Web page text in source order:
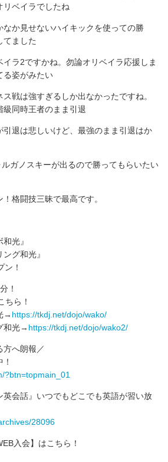
リベイラでしたね
か見せないハイキックを使っての勝
てました
ラ2ですかね。勿論オリベイラ応援しま
る姿がみたい
戦は強すぎるしか出なかったですね。
級同時王者のまま引退
退は悲しいけど、最強のまま引退はか
ガノスキーが出るので勝ってもらいたい
格闘技三昧で最高です。
光』
グ和光』
！
！
ちら！
→ https://tkdj.net/dojo/wako/
和光→ https://tkdj.net/dojo/wako2/
へ朗報／
?btn=topmain_01
会話』いつでもどこでも英語が習い放
28096
入会】はこちら！